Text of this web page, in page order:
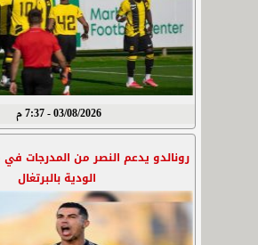
03/08/2026 - 7:37 م
رونالدو يدعم النصر من المدرجات في
الودية بالبرتغال